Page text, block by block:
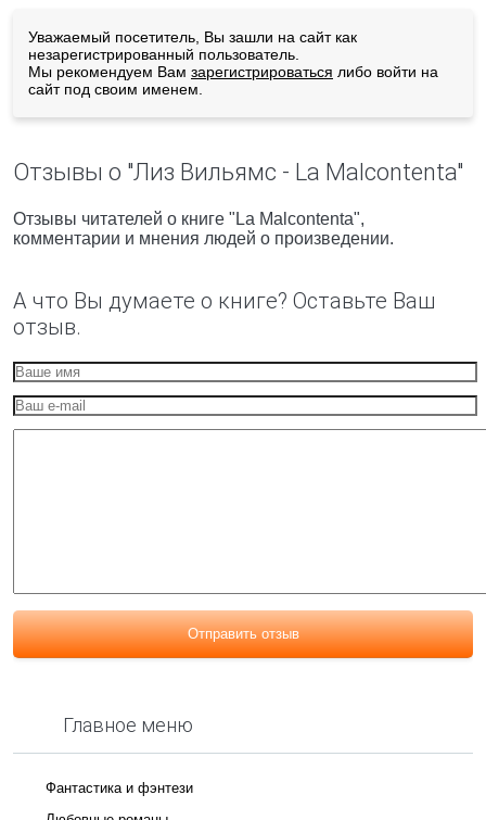
Уважаемый посетитель, Вы зашли на сайт как
незарегистрированный пользователь.
Мы рекомендуем Вам зарегистрироваться либо войти на
сайт под своим именем.
Отзывы о "Лиз Вильямс - La Malcontenta"
Отзывы читателей о книге "La Malcontenta",
комментарии и мнения людей о произведении.
А что Вы думаете о книге? Оставьте Ваш
отзыв.
Отправить отзыв
Главное меню
Фантастика и фэнтези